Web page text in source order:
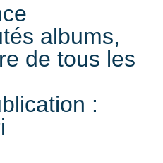
albums,
de tous les
: